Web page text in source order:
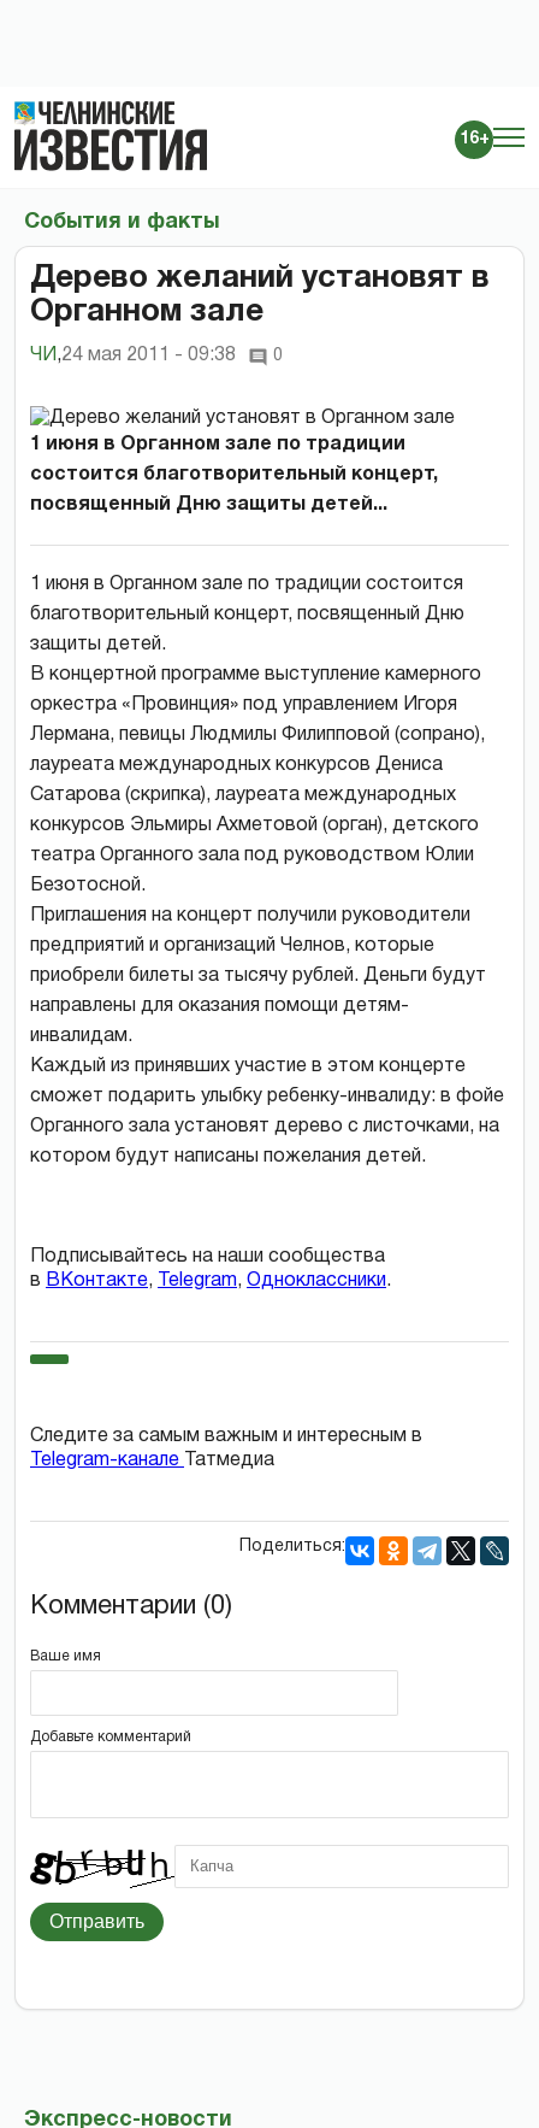
16+
Экспресс-новости
События и факты
Дерево желаний установят в
Органном зале
ЧИ ,24 мая 2011 - 09:38 0
1 июня в Органном зале по традиции
состоится благотворительный концерт,
посвященный Дню защиты детей...
1 июня в Органном зале по традиции состоится
благотворительный концерт, посвященный Дню
защиты детей.
В концертной программе выступление камерного
оркестра «Провинция» под управлением Игоря
Лермана, певицы Людмилы Филипповой (сопрано),
лауреата международных конкурсов Дениса
Сатарова (скрипка), лауреата международных
конкурсов Эльмиры Ахметовой (орган), детского
театра Органного зала под руководством Юлии
Безотосной.
Приглашения на концерт получили руководители
предприятий и организаций Челнов, которые
приобрели билеты за тысячу рублей. Деньги будут
направлены для оказания помощи детям-
инвалидам.
Каждый из принявших участие в этом концерте
сможет подарить улыбку ребенку-инвалиду: в фойе
Органного зала установят дерево с листочками, на
котором будут написаны пожелания детей.
Подписывайтесь на наши сообщества
в ВКонтакте, Telegram, Одноклассники.
Следите за самым важным и интересным в
Telegram-канале
Татмедиа
Поделиться:
Комментарии (0)
Ваше имя
Добавьте комментарий
Отправить